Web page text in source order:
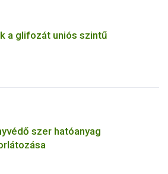
a glifozát uniós szintű
szer hatóanyag